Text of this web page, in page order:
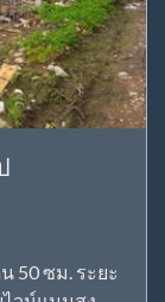
50 ซม. ระยะ